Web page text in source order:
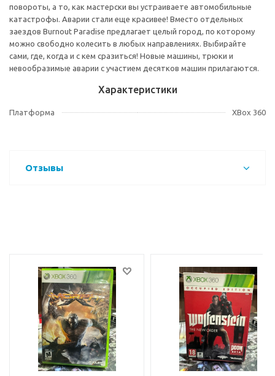
повороты, а то, как мастерски вы устраиваете автомобильные
катастрофы. Аварии стали еще красивее! Вместо отдельных
заездов Burnout Paradise предлагает целый город, по которому
можно свободно колесить в любых направлениях. Выбирайте
сами, где, когда и с кем сразиться! Новые машины, трюки и
невообразимые аварии с участием десятков машин прилагаются.
Характеристики
Платформа XBox 360
Отзывы